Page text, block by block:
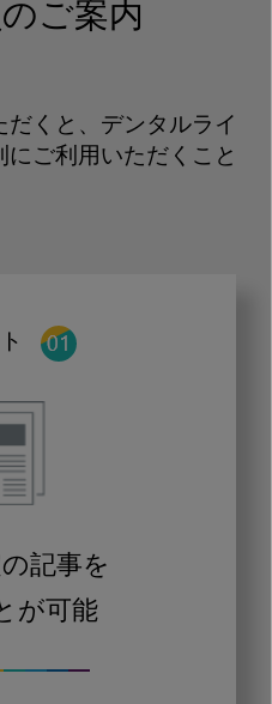
ご案内
くと、デンタルライ
にご利用いただくこと
記事を
が可能